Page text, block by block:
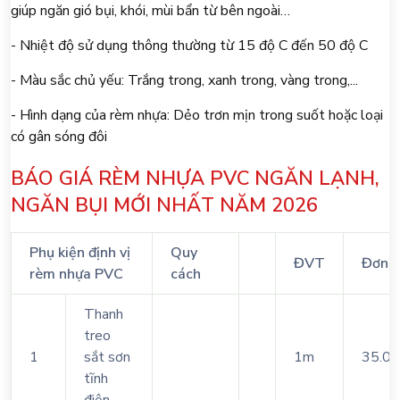
giúp ngăn gió bụi, khói, mùi bẩn từ bên ngoài…
- Nhiệt độ sử dụng thông thường từ 15 độ C đến 50 độ C
- Màu sắc chủ yếu: Trắng trong, xanh trong, vàng trong,...
- Hình dạng của rèm nhựa: Dẻo trơn mịn trong suốt hoặc loại
có gân sóng đôi
BÁO GIÁ RÈM NHỰA PVC NGĂN LẠNH,
NGĂN BỤI MỚI NHẤT NĂM 2026
Phụ kiện định vị
rèm nhựa PVC
Quy
cách
ĐVT Đơn
1
Thanh
treo
sắt sơn
tĩnh
1m